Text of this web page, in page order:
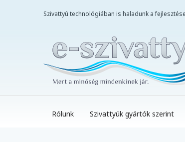
Szivattyú technológiában is haladunk a
Rólunk Szivattyúk gyártók szerint